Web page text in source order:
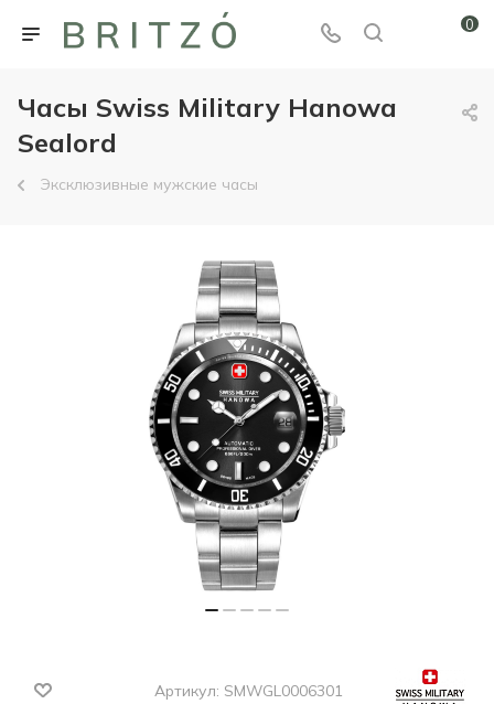
0
Часы Swiss Military Hanowa
Sealord
Эксклюзивные мужские часы
Артикул: SMWGL0006301